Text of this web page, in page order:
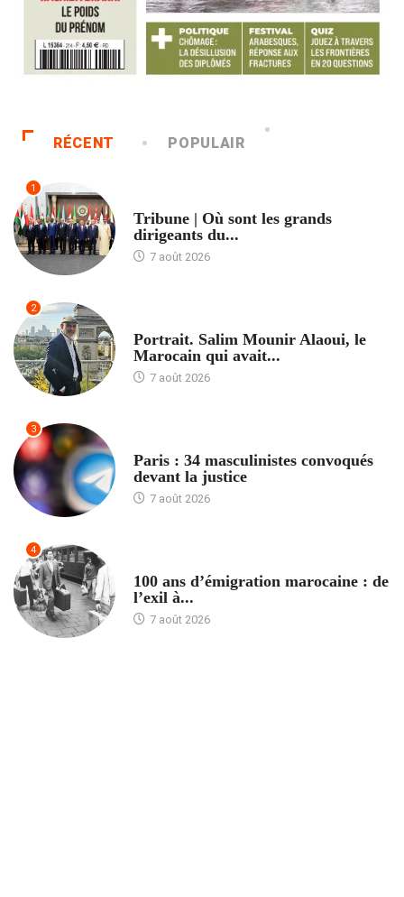
RÉCENT POPULAIR
1
Tribune | Où sont les grands
dirigeants du...
7 août 2026
2
Portrait. Salim Mounir Alaoui, le
Marocain qui avait...
7 août 2026
3
Paris : 34 masculinistes convoqués
devant la justice
7 août 2026
4
100 ans d’émigration marocaine : de
l’exil à...
7 août 2026